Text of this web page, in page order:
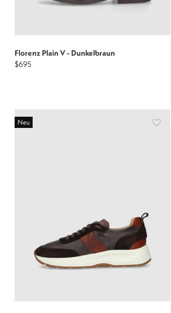
Florenz Plain V - Dunkelbraun
$695
Neu